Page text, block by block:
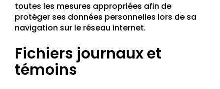
toutes les mesures appropriées afin de
protéger ses données personnelles lors de sa
navigation sur le réseau internet.
Fichiers journaux et
témoins